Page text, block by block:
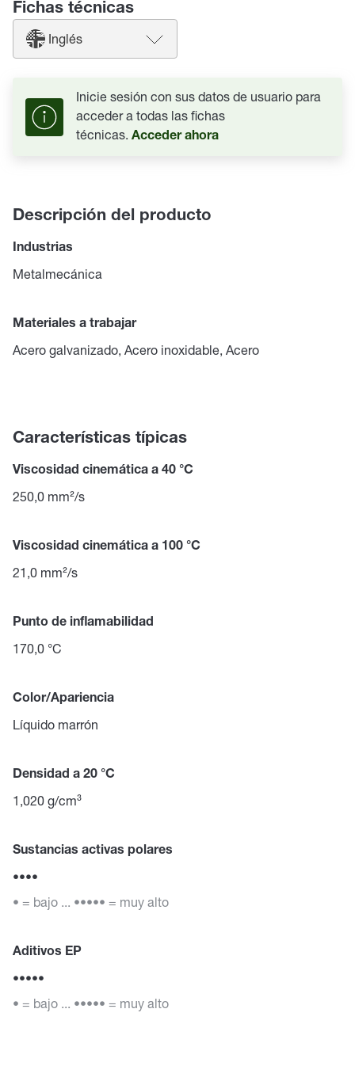
Fichas técnicas
Inglés
Inicie sesión con sus datos de usuario para
acceder a todas las fichas
técnicas. Acceder ahora
Descripción del producto
Industrias
Metalmecánica
Materiales a trabajar
Acero galvanizado, Acero inoxidable, Acero
Características típicas
Viscosidad cinemática a 40 °C
250,0 mm²/s
Viscosidad cinemática a 100 °C
21,0 mm²/s
Punto de inflamabilidad
170,0 °C
Color/Apariencia
Líquido marrón
Densidad a 20 °C
1,020 g/cm³
Sustancias activas polares
••••
• = bajo ... ••••• = muy alto
Aditivos EP
•••••
• = bajo ... ••••• = muy alto